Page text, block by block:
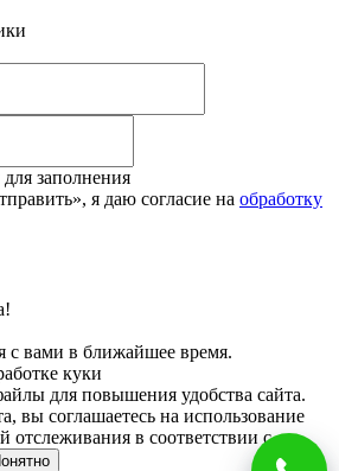
заполнения
я даю согласие на обработку
с вами в ближайшее время.
куки
для повышения удобства сайта.
вы соглашаетесь на использование
отслеживания в соответствии с